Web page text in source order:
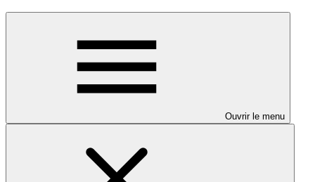
Ouvrir le menu